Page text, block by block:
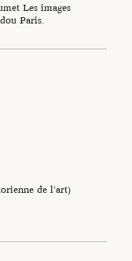
Les images
Paris.
de l’art)